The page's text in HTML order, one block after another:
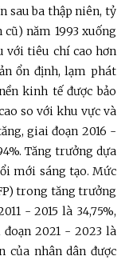
sau ba thập niên, tỷ
năm 1993 xuống
với tiêu chí cao hơn
ổn định, lạm phát
kinh tế được bảo
so với khu vực và
giai đoạn 2016 -
Tăng trưởng dựa
mới sáng tạo. Mức
trong tăng trưởng
- 2015 là 34,75%,
2021 - 2023 là
của nhân dân được